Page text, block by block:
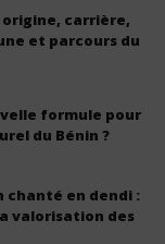
origine, carrière,
et parcours du
formule pour
du Bénin ?
chanté en dendi :
valorisation des